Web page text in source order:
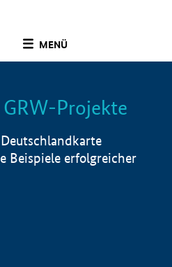
MENÜ
Info
Projekte
Beispiele erfolgreicher